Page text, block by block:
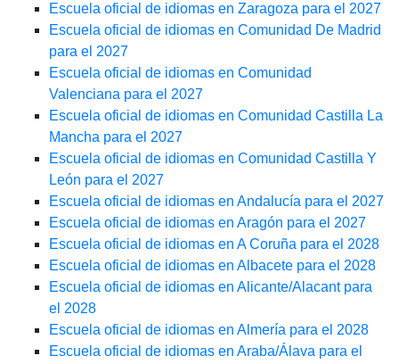
Escuela oficial de idiomas en Zaragoza para el 2027
Escuela oficial de idiomas en Comunidad De Madrid
para el 2027
Escuela oficial de idiomas en Comunidad
Valenciana para el 2027
Escuela oficial de idiomas en Comunidad Castilla La
Mancha para el 2027
Escuela oficial de idiomas en Comunidad Castilla Y
León para el 2027
Escuela oficial de idiomas en Andalucía para el 2027
Escuela oficial de idiomas en Aragón para el 2027
Escuela oficial de idiomas en A Coruña para el 2028
Escuela oficial de idiomas en Albacete para el 2028
Escuela oficial de idiomas en Alicante/Alacant para
el 2028
Escuela oficial de idiomas en Almería para el 2028
Escuela oficial de idiomas en Araba/Álava para el